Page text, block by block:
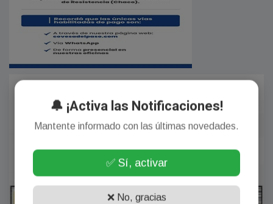
🔔 ¡Activa las Notificaciones!
Mantente informado con las últimas novedades.
✅ Sí, activar
❌ No, gracias